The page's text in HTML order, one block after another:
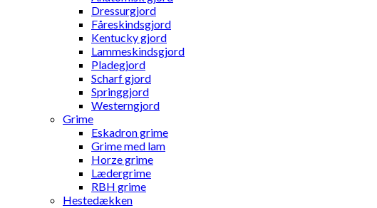
Dressurgjord
Fåreskindsgjord
Kentucky gjord
Lammeskindsgjord
Pladegjord
Scharf gjord
Springgjord
Westerngjord
Grime
Eskadron grime
Grime med lam
Horze grime
Lædergrime
RBH grime
Hestedækken